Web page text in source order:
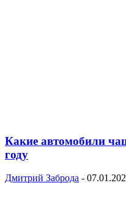
Какие автомобили
году
Дмитрий Заброда -